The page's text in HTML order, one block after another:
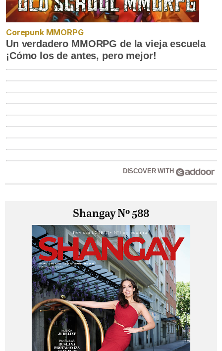
Corepunk MMORPG
Un verdadero MMORPG de la vieja escuela
¡Cómo los de antes, pero mejor!
DISCOVER WITH
Shangay Nº 588